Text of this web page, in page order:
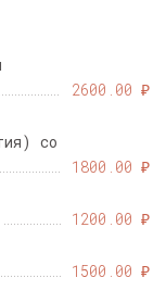
2600.00 ₽
со
1800.00 ₽
1200.00 ₽
1500.00 ₽